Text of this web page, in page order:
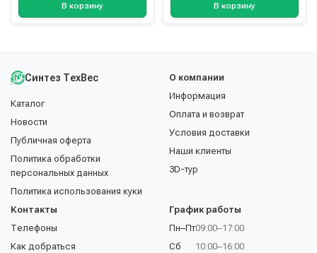
В корзину В корзину
Синтез ТехВес
Каталог
Новости
Публичная оферта
Политика обработки
персональных данных
Политика использования куки
О компании
Информация
Оплата и возврат
Условия доставки
Наши клиенты
3D-тур
Контакты
Телефоны
Как добраться
График работы
Пн–Пт
Сб
09:00–17:00
10:00–16:00